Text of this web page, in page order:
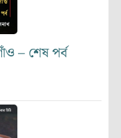
– শেষ পর্ব